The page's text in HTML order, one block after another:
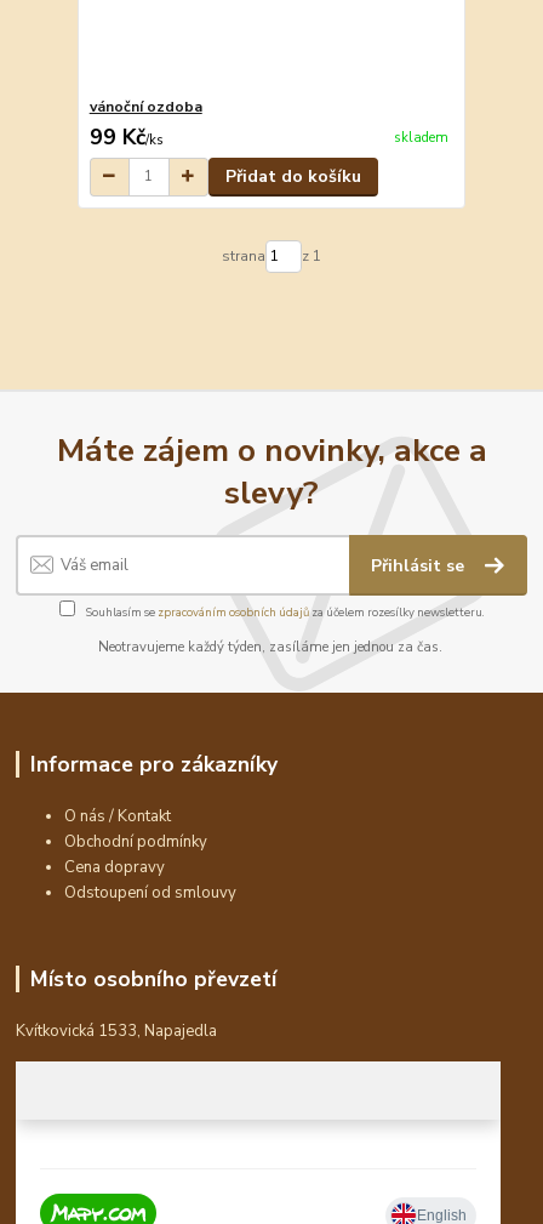
vánoční ozdoba
99 Kč/ks skladem
Přidat do košíku
strana z 1
Máte zájem o novinky, akce a
slevy?
Přihlásit se
Souhlasím se zpracováním osobních údajůza účelem rozesílky newsletteru.
Neotravujeme každý týden, zasíláme jen jednou za čas.
Informace pro zákazníky
O nás / Kontakt
Obchodní podmínky
Cena dopravy
Odstoupení od smlouvy
Místo osobního převzetí
Kvítkovická 1533, Napajedla